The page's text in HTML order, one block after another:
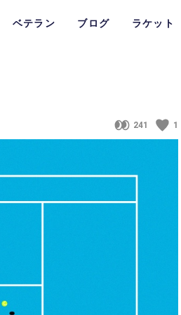
ベテラン ブログ ラケット
241 1